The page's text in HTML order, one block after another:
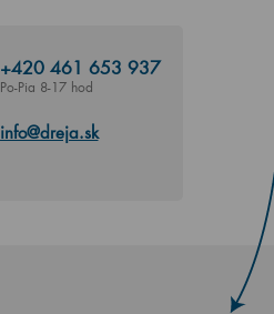
+420 461 653 937
Po-Pia 8-17 hod
info@dreja.sk